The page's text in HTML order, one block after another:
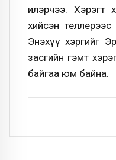
илэрчээ. Хэрэгт
хийсэн
Энэхүү хэргийг
засгийн гэмт
байгаа юм байна.